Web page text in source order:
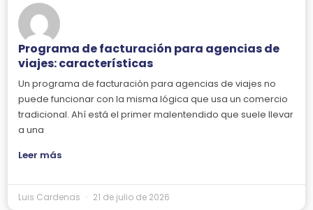
Programa de facturación para agencias de
viajes: características
Un programa de facturación para agencias de viajes no
puede funcionar con la misma lógica que usa un comercio
tradicional. Ahí está el primer malentendido que suele llevar
a una
Leer más
Luis Cardenas 21 de julio de 2026